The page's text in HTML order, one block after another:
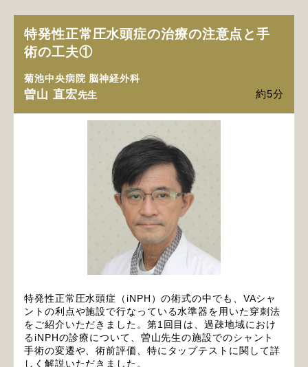
特発性正常圧水頭症の治療の注意点と手
術の工夫①
菊池中央病院 脳神経外科
曽山 直宏先生 約5分
特発性正常圧水頭症（iNPH）の術式の中でも、VAシャ
ントの利点や施設で行なっている水準器を用いた穿刺法
をご紹介いただきました。第1回目は、過疎地域におけ
るiNPHの診療について、曽山先生の施設でのシャント
手術の変遷や、術前評価、特にタップテストに関して詳
しく解説いただきました。